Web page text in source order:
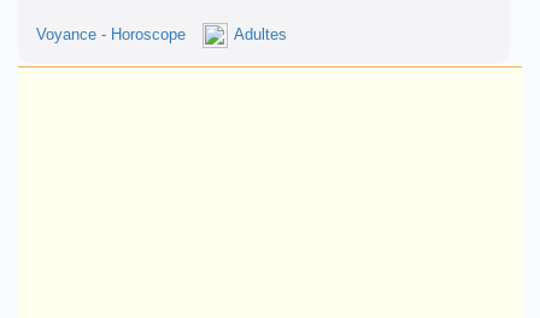
Voyance - Horoscope Adultes